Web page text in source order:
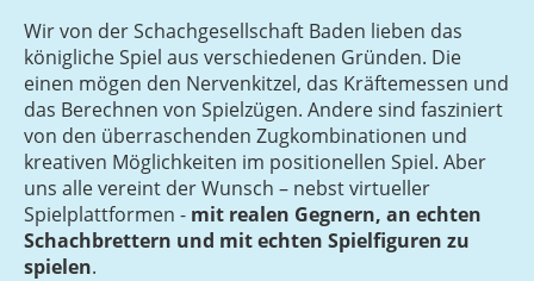
Wir von der Schachgesellschaft Baden lieben das
königliche Spiel aus verschiedenen Gründen. Die
einen mögen den Nervenkitzel, das Kräftemessen und
das Berechnen von Spielzügen. Andere sind fasziniert
von den überraschenden Zugkombinationen und
kreativen Möglichkeiten im positionellen Spiel. Aber
uns alle vereint der Wunsch – nebst virtueller
Spielplattformen - mit realen Gegnern, an echten
Schachbrettern und mit echten Spielfiguren zu
spielen.